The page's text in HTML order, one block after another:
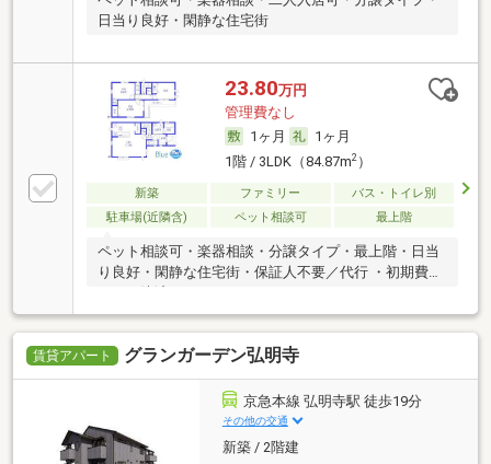
日当り良好・閑静な住宅街
23.80万円
管理費なし
1ヶ月
1ヶ月
1階 / 3LDK（84.87m2）
新築 ファミリー
バス・トイレ別
駐車場(近隣含)
ペット相談可 最上階
ペット相談可・楽器相談・分譲タイプ・最上階・日当
り良好・閑静な住宅街・保証人不要／代行 ・初期費用
カード決済可
賃貸アパート グランガーデン弘明寺
京急本線 弘明寺駅 徒歩19分
その他の交通
新築 / 2階建